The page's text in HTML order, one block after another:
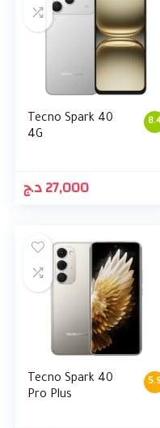
Tecno Spark 40
4G
27,000د.ج
Tecno Spark 40
Pro Plus